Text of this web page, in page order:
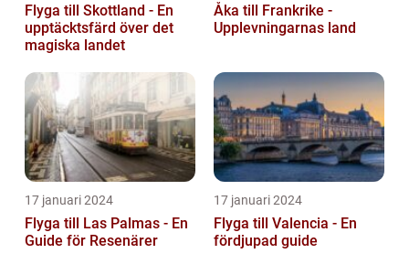
Flyga till Skottland - En
upptäcktsfärd över det
magiska landet
Åka till Frankrike -
Upplevningarnas land
17 januari 2024
Flyga till Las Palmas - En
Guide för Resenärer
17 januari 2024
Flyga till Valencia - En
fördjupad guide